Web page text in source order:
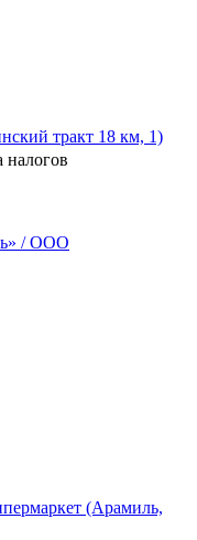
тракт 18 км, 1)
налогов
/ ООО
(Арамиль,